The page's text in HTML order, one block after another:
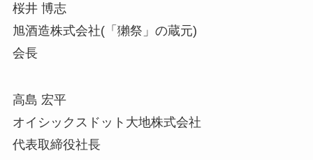
桜井 博志
旭酒造株式会社(「獺祭」の蔵元)
会長
高島 宏平
オイシックスドット大地株式会社
代表取締役社長